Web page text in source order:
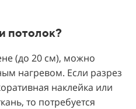
потолок?
(до 20 см), можно
нагревом. Если разрез
наклейка или
то потребуется